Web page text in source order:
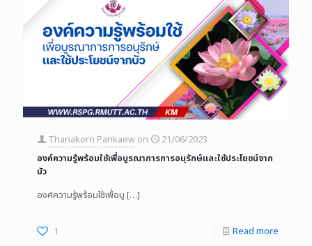
Thanakorn Pankaew on
21/06/2023
องค์ความรู้พร้อมใช้เพื่อบูรณาการการอนุรักษ์เเละใช้ประโยชน์จาก
บัว
องค์ความรู้พร้อมใช้เพื่อบู […]
1 Read more